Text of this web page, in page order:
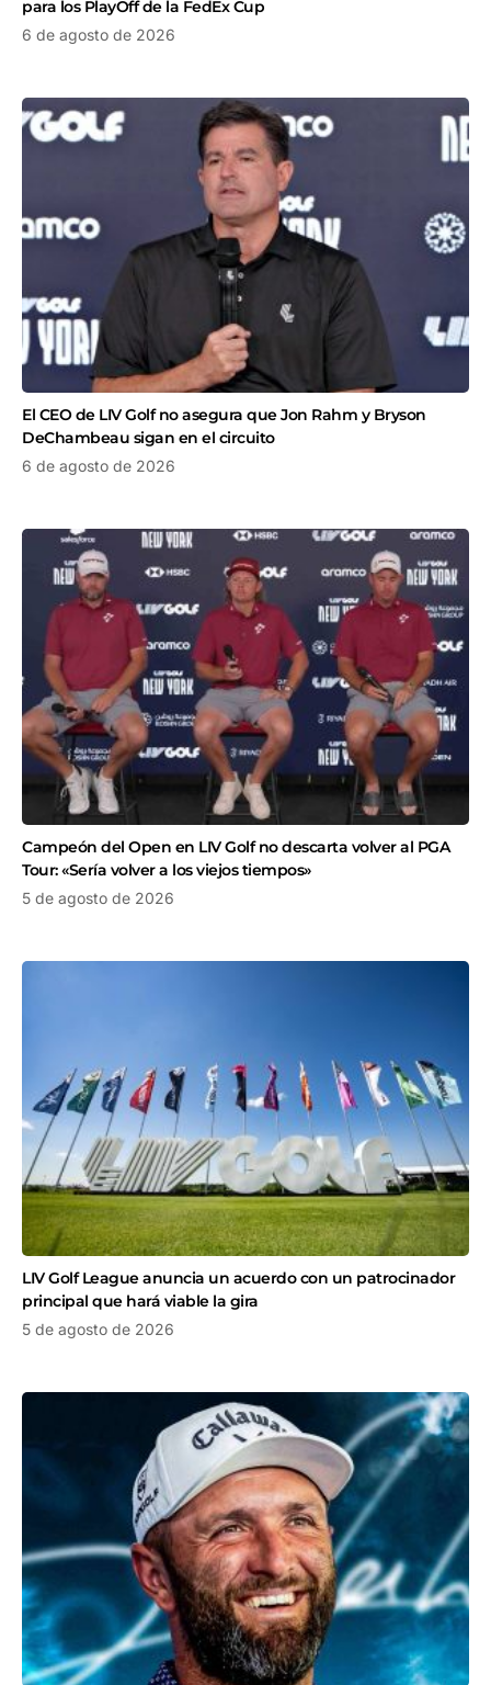
para los PlayOff de la FedEx Cup
6 de agosto de 2026
El CEO de LIV Golf no asegura que Jon Rahm y Bryson
DeChambeau sigan en el circuito
6 de agosto de 2026
Campeón del Open en LIV Golf no descarta volver al PGA
Tour: «Sería volver a los viejos tiempos»
5 de agosto de 2026
LIV Golf League anuncia un acuerdo con un patrocinador
principal que hará viable la gira
5 de agosto de 2026